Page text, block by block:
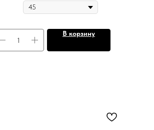
В корзину